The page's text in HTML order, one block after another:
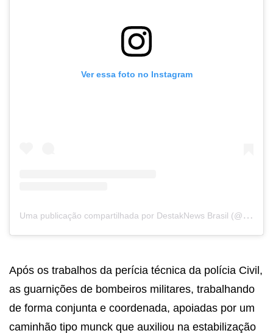
Ver essa foto no Instagram
U
ma publicação compartilhada por DestakNews Brasil (@destaknewsbrasiloficial)
Após os trabalhos da perícia técnica da polícia Civil,
as guarnições de bombeiros militares, trabalhando
de forma conjunta e coordenada, apoiadas por um
caminhão tipo munck que auxiliou na estabilização